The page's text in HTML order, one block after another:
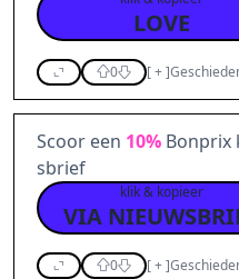
LOVE
0 [+]
Scoor een 10% Bonprix
sbrief
klik & kopieer
VIA
0 [+]